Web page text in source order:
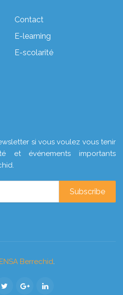
Contact
E-learning
E-scolarité
si vous voulez vous tenir
et événements importants
ENSA Berrechid.